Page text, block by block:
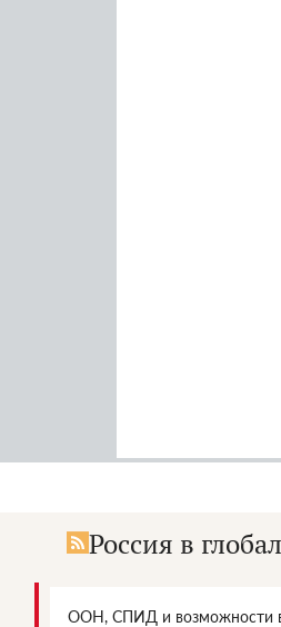
Россия в
ООН, СПИД и возможности